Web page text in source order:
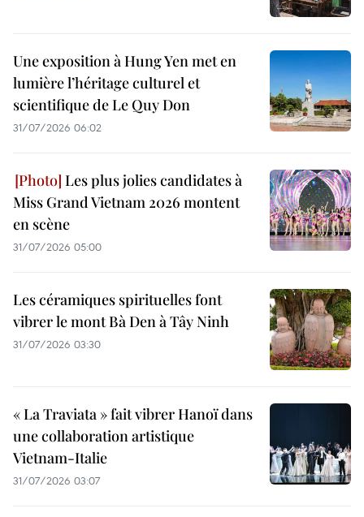
Une exposition à Hung Yen met en
lumière l’héritage culturel et
scientifique de Le Quy Don
31/07/2026 06:02
Les plus jolies candidates à
Miss Grand Vietnam 2026 montent
en scène
31/07/2026 05:00
Les céramiques spirituelles font
vibrer le mont Bà Den à Tây Ninh
31/07/2026 03:30
« La Traviata » fait vibrer Hanoï dans
une collaboration artistique
Vietnam-Italie
31/07/2026 03:07